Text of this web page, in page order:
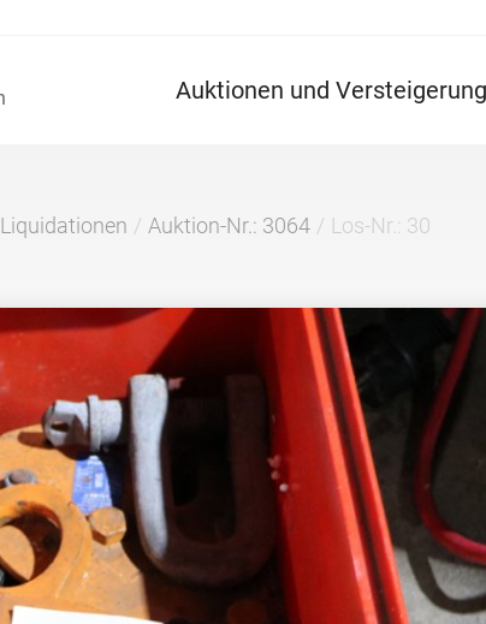
Auktionen und
Auktion-Nr.: 3064 Los-Nr.: 30